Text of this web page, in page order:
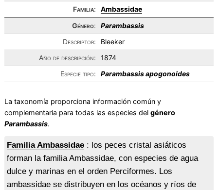
Familia:
Ambassidae
Género:
Parambassis
Descriptor:
Bleeker
Año de descripción:
1874
Especie tipo:
Parambassis apogonoides
La taxonomía proporciona información común y
complementaria para todas las especies del género
Parambassis.
Familia Ambassidae: los peces cristal asiáticos
forman la familia Ambassidae, con especies de agua
dulce y marinas en el orden Perciformes. Los
ambassidae se distribuyen en los océanos y ríos de